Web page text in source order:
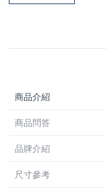
商品介紹
商品問答
品牌介紹
尺寸參考